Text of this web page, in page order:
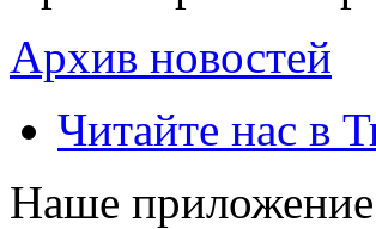
Архив новостей
Читайте нас в
Наше